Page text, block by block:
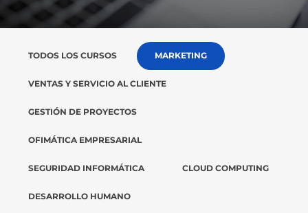
TODOS LOS CURSOS MARKETING
VENTAS Y SERVICIO AL CLIENTE
GESTIÓN DE PROYECTOS
OFIMÁTICA EMPRESARIAL
SEGURIDAD INFORMÁTICA CLOUD COMPUTING
DESARROLLO HUMANO